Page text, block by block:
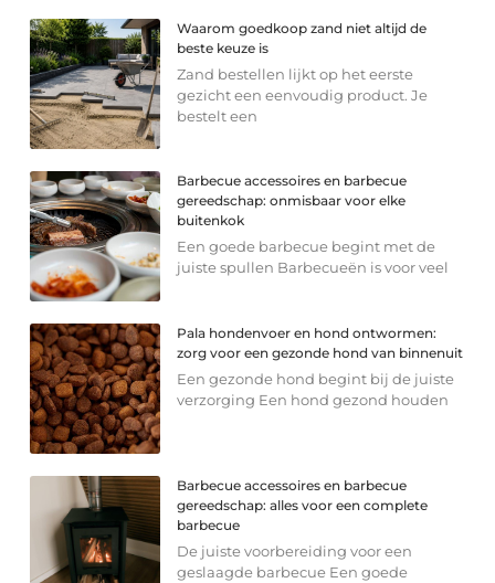
Waarom goedkoop zand niet altijd de
beste keuze is
Zand bestellen lijkt op het eerste
gezicht een eenvoudig product. Je
bestelt een
Barbecue accessoires en barbecue
gereedschap: onmisbaar voor elke
buitenkok
Een goede barbecue begint met de
juiste spullen Barbecueën is voor veel
Pala hondenvoer en hond ontwormen:
zorg voor een gezonde hond van binnenuit
Een gezonde hond begint bij de juiste
verzorging Een hond gezond houden
Barbecue accessoires en barbecue
gereedschap: alles voor een complete
barbecue
De juiste voorbereiding voor een
geslaagde barbecue Een goede